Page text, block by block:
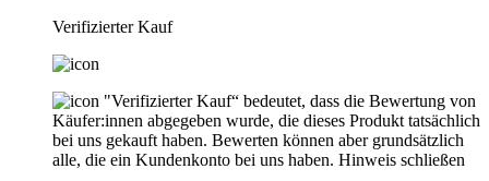
Verifizierter Kauf
"Verifizierter Kauf“ bedeutet, dass die Bewertung von
Käufer:innen abgegeben wurde, die dieses Produkt tatsächlich
bei uns gekauft haben. Bewerten können aber grundsätzlich
alle, die ein Kundenkonto bei uns haben. Hinweis schließen